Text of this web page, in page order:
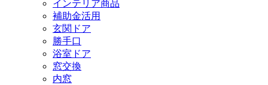
インテリア商品
補助金活用
玄関ドア
勝手口
浴室ドア
窓交換
内窓